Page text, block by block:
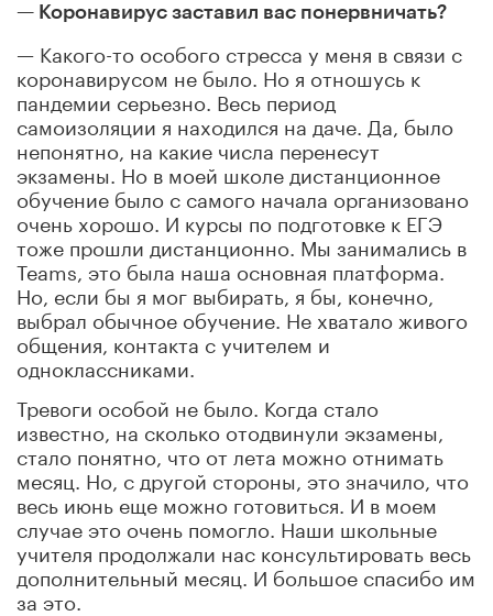
— Коронавирус заставил вас понервничать?
— Какого-то особого стресса у меня в связи с
коронавирусом не было. Но я отношусь к
пандемии серьезно. Весь период
самоизоляции я находился на даче. Да, было
непонятно, на какие числа перенесут
экзамены. Но в моей школе дистанционное
обучение было с самого начала организовано
очень хорошо. И курсы по подготовке к ЕГЭ
тоже прошли дистанционно. Мы занимались в
Teams, это была наша основная платформа.
Но, если бы я мог выбирать, я бы, конечно,
выбрал обычное обучение. Не хватало живого
общения, контакта с учителем и
одноклассниками.
Тревоги особой не было. Когда стало
известно, на сколько отодвинули экзамены,
стало понятно, что от лета можно отнимать
месяц. Но, с другой стороны, это значило, что
весь июнь еще можно готовиться. И в моем
случае это очень помогло. Наши школьные
учителя продолжали нас консультировать весь
дополнительный месяц. И большое спасибо им
за это.